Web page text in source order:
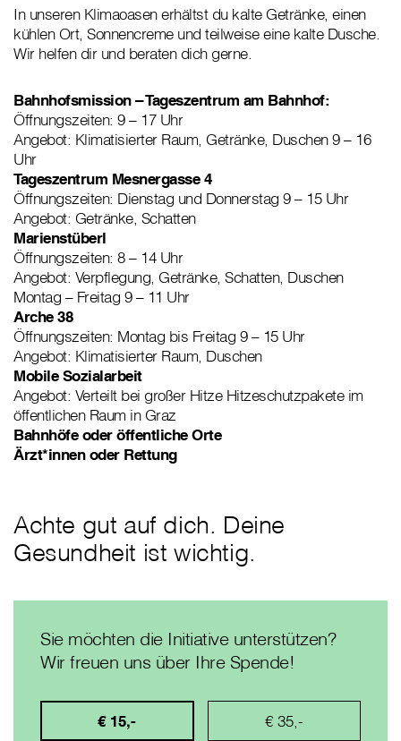
In unseren Klimaoasen erhältst du kalte Getränke, einen
kühlen Ort, Sonnencreme und teilweise eine kalte Dusche.
Wir helfen dir und beraten dich gerne.
Bahnhofsmission – Tageszentrum am Bahnhof:
Öffnungszeiten: 9 – 17 Uhr
Angebot: Klimatisierter Raum, Getränke, Duschen 9 – 16
Uhr
Tageszentrum Mesnergasse 4
Öffnungszeiten: Dienstag und Donnerstag 9 – 15 Uhr
Angebot: Getränke, Schatten
Marienstüberl
Öffnungszeiten: 8 – 14 Uhr
Angebot: Verpflegung, Getränke, Schatten, Duschen
Montag – Freitag 9 – 11 Uhr
Arche 38
Öffnungszeiten: Montag bis Freitag 9 – 15 Uhr
Angebot: Klimatisierter Raum, Duschen
Mobile Sozialarbeit
Angebot: Verteilt bei großer Hitze Hitzeschutzpakete im
öffentlichen Raum in Graz
Bahnhöfe oder öffentliche Orte
Ärzt*innen oder Rettung
Achte gut auf dich. Deine
Gesundheit ist wichtig.
Sie möchten die Initiative unterstützen?
Wir freuen uns über Ihre Spende!
€ 15,- € 35,-